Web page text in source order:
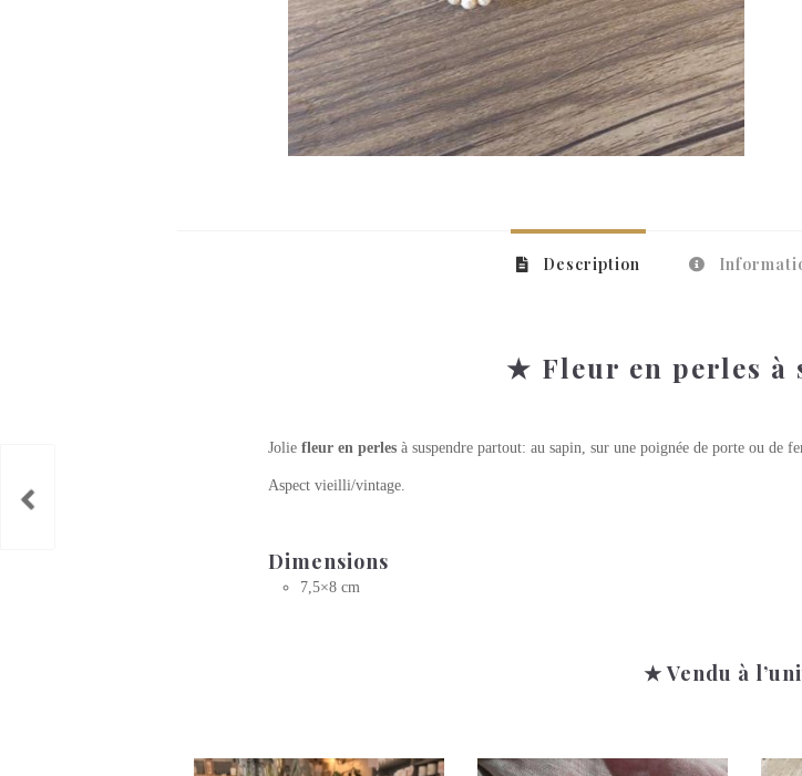
Description
★ Fleur en perles à
Jolie fleur en perlesà suspendre partout: au sapin, sur une poignée de porte ou de
Aspect vieilli/vintage.
Dimensions
7,5×8 cm
★ Vendu à